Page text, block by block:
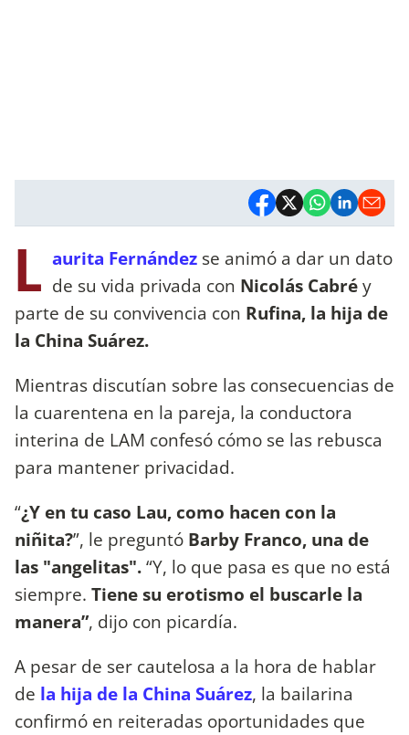
L aurita Fernández se animó a dar un dato
de su vida privada con Nicolás Cabréy
parte de su convivencia con Rufina, la hija de
la China Suárez.
Mientras discutían sobre las consecuencias de
la cuarentena en la pareja, la conductora
interina de LAM confesó cómo se las rebusca
para mantener privacidad.
“¿Y en tu caso Lau, como hacen con la
niñita?”, le preguntó Barby Franco, una de
las "angelitas".“Y, lo que pasa es que no está
siempre. Tiene su erotismo el buscarle la
manera”, dijo con picardía.
A pesar de ser cautelosa a la hora de hablar
de la hija de la China Suárez, la bailarina
confirmó en reiteradas oportunidades que